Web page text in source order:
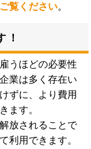
覧ください。
！
うほどの必要性
業は多く存在い
ずに、より費用
ます。
放されることで
利用できます。